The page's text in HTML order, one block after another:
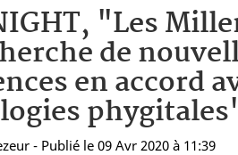
"Les
de
en accord
- Publié le 09 Avr 2020 à 11:39